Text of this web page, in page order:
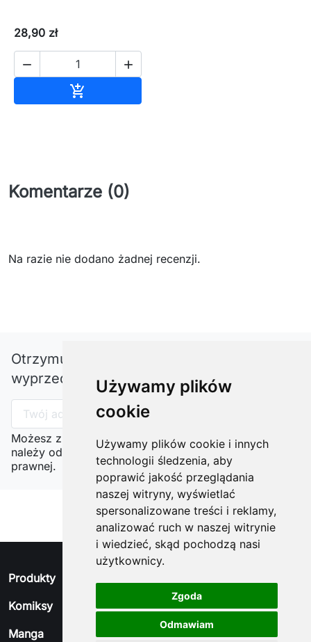
Używamy plików
cookie
Używamy plików cookie i innych
technologii śledzenia, aby
poprawić jakość przeglądania
naszej witryny, wyświetlać
spersonalizowane treści i reklamy,
analizować ruch w naszej witrynie
i wiedzieć, skąd pochodzą nasi
użytkownicy.
Zgoda
Odmawiam
28,90 zł
 

Komentarze (0)
Na razie nie dodano żadnej recenzji.
Otrzymuj informację o nowościach i
wyprzedażach
Możesz zrezygnować w każdej chwili. W tym celu
należy odnaleźć szczegóły w naszej informacji
prawnej.
Produkty
Komiksy
Manga